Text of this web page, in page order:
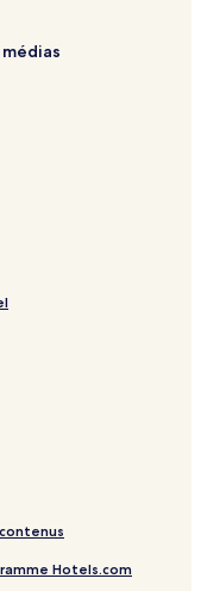
Hotels.com